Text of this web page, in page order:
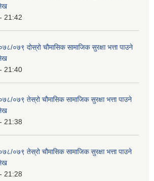
21:42
०७९ दोस्रो चौमासिक सामाजिक सुरक्षा भत्ता पाउने
21:40
०७९ तेस्रो चौमासिक सामाजिक सुरक्षा भत्ता पाउने
21:38
०७९ तेस्रो चौमासिक सामाजिक सुरक्षा भत्ता पाउने
21:28